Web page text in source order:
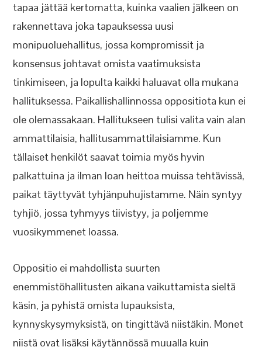
tapaa jättää kertomatta, kuinka vaalien jälkeen on
rakennettava joka tapauksessa uusi
monipuoluehallitus, jossa kompromissit ja
konsensus johtavat omista vaatimuksista
tinkimiseen, ja lopulta kaikki haluavat olla mukana
hallituksessa. Paikallishallinnossa oppositiota kun ei
ole olemassakaan. Hallitukseen tulisi valita vain alan
ammattilaisia, hallitusammattilaisiamme. Kun
tällaiset henkilöt saavat toimia myös hyvin
palkattuina ja ilman loan heittoa muissa tehtävissä,
paikat täyttyvät tyhjänpuhujistamme. Näin syntyy
tyhjiö, jossa tyhmyys tiivistyy, ja poljemme
vuosikymmenet loassa.
Oppositio ei mahdollista suurten
enemmistöhallitusten aikana vaikuttamista sieltä
käsin, ja pyhistä omista lupauksista,
kynnyskysymyksistä, on tingittävä niistäkin. Monet
niistä ovat lisäksi käytännössä muualla kuin